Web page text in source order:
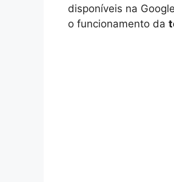
disponíveis na
o funcionamento da